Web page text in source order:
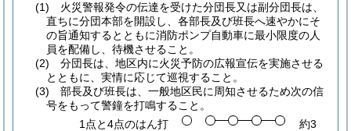
(1)
火災警報発令の伝達を受けた分団長又は副分団長は、
直ちに分団本部を開設し、各部長及び班長へ速やかにそ
の旨通知するとともに消防ポンプ自動車に最小限度の人
員を配備し、待機させること。
(2)
分団長は、地区内に火災予防の広報宣伝を実施させる
とともに、実情に応じて巡視すること。
(3)
部長及び班長は、一般地区民に周知させるため次の信
号をもって警鐘を打鳴すること。
1点と4点のはん打
約3